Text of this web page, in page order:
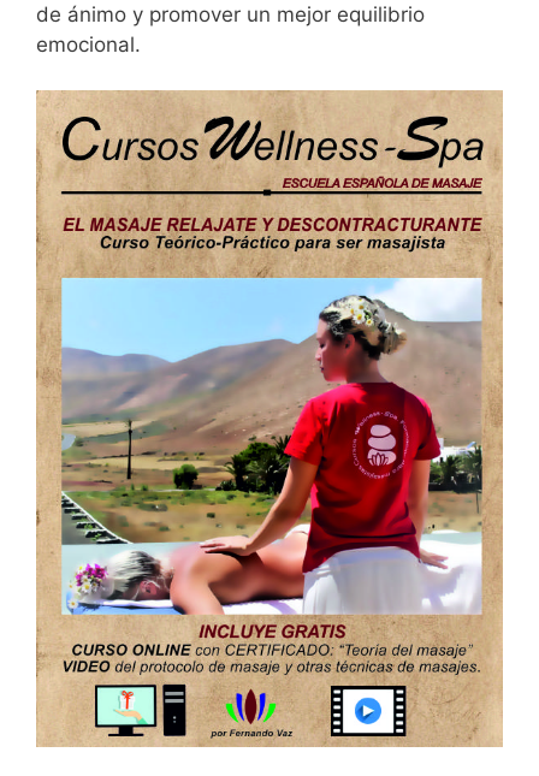
de ánimo y promover un mejor equilibrio
emocional.